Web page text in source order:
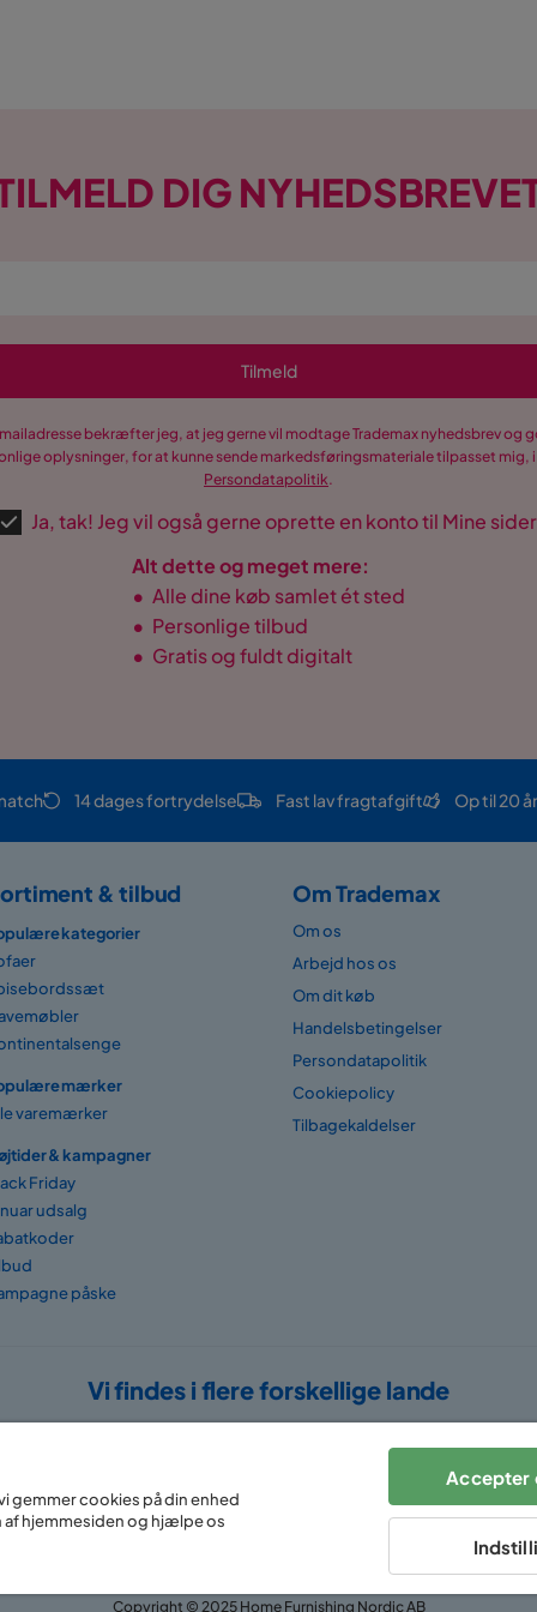
DIG
Tilmeld
bekræfter jeg, at jeg gerne vil modtage Trademax nyhedsbrev og
oplysninger, for at kunne sende markedsføringsmateriale tilpasset mig, i
Persondatapolitik.
Ja, tak! Jeg vil også gerne oprette en konto til Mine
Alt dette og meget mere:
• Alle dine køb samlet ét sted
• Personlige tilbud
• Gratis og fuldt digitalt
14 dages fortrydelse Fast lav fragtafgift Op til 20
& tilbud
kategorier
mærker
varemærker
& kampagner
Friday
udsalg
påske
Om Trademax
Om os
Arbejd hos os
Om dit køb
Handelsbetingelser
Persondatapolitik
Cookiepolicy
Tilbagekaldelser
Vi findes i flere forskellige lande
Copyright © 2025 Home Furnishing Nordic AB
gemmer cookies på din enhed
hjemmesiden og hjælpe os
Accepter